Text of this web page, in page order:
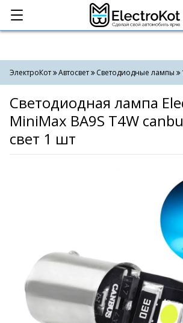
Категории Поиск
ЭлектроКот Автосвет Светодиодные лампы
Светодиодная лампа
MiniMax BA9S T4W
свет 1 шт